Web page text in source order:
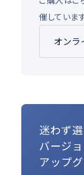
催しています
オンラ
迷わず
バージ
アップ